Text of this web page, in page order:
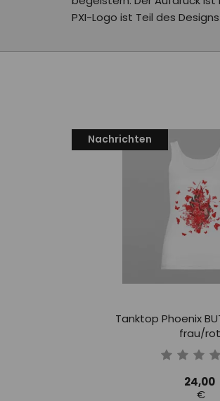
PXI-Logo ist Teil des Designs.
Nachrichten
Tanktop Phoenix
frau/rot
24,00
€